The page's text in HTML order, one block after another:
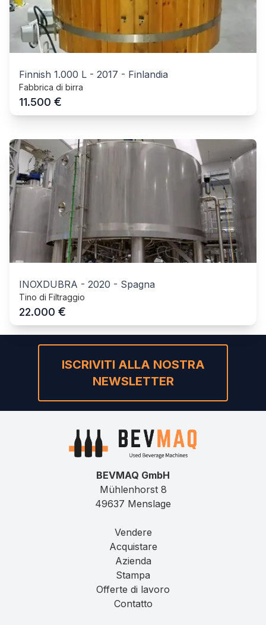
Finnish 1.000 L - 2017 - Finlandia
Fabbrica di birra
11.500 €
INOXDUBRA - 2020 - Spagna
Tino di Filtraggio
22.000 €
ISCRIVITI ALLA NOSTRA
NEWSLETTER
BEVMAQ GmbH
Mühlenhorst 8
49637 Menslage
Vendere
Acquistare
Azienda
Stampa
Offerte di lavoro
Contatto